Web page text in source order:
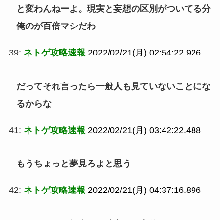
と変わんねーよ。現実と妄想の区別がついてる分
俺のが百倍マシだわ
39: ネトゲ攻略速報 2022/02/21(月) 02:54:22.926
だってそれ言ったら一般人も見ていないことにな
るからな
41: ネトゲ攻略速報 2022/02/21(月) 03:42:22.488
もうちょっと夢見ろよと思う
42: ネトゲ攻略速報 2022/02/21(月) 04:37:16.896